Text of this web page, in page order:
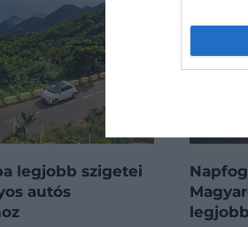
legjobb szigetei
autós